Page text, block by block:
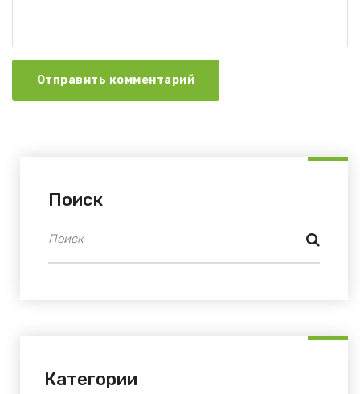
Отправить комментарий
Поиск
Категории